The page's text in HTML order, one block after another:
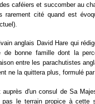
caféiers et succomber au
rarement cité quand est
anglais David Hare qui
de bonne famille dont la
entre les parachutistes
ne la quittera plus, formulé
d'un consul de Sa
le terrain propice à cette